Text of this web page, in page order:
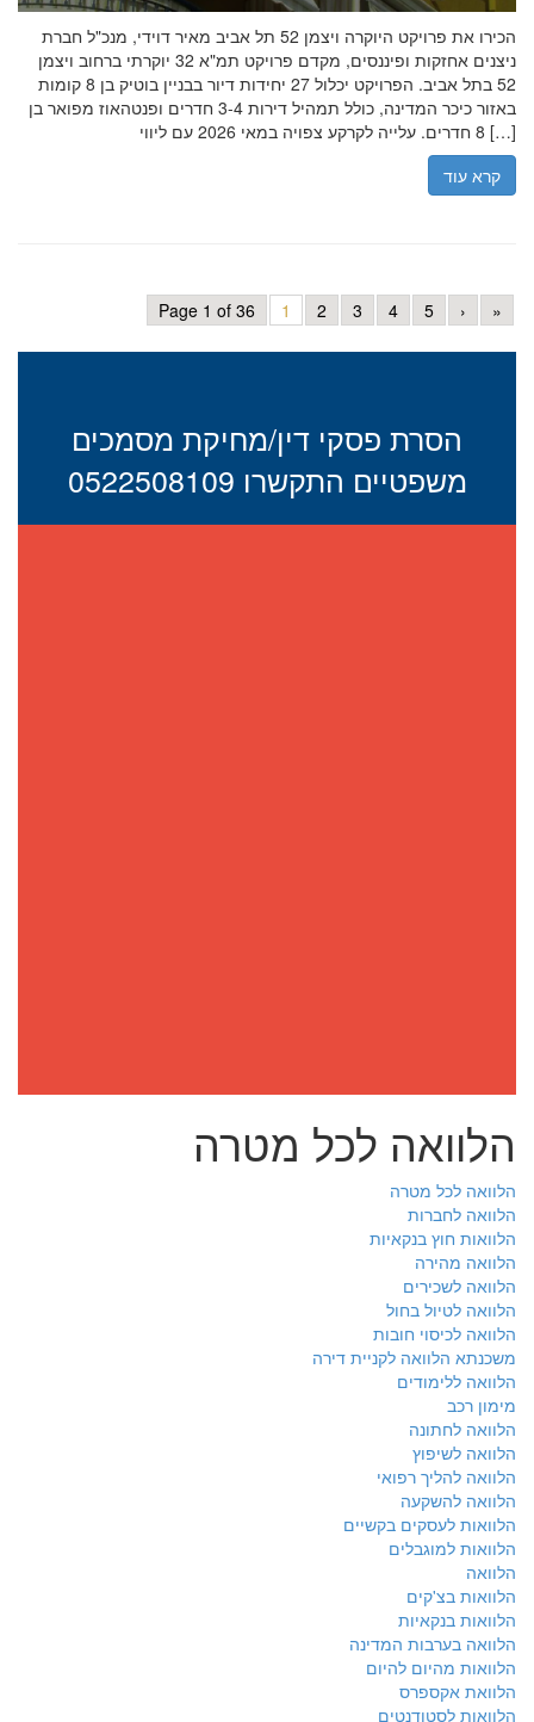
הכירו את פרויקט היוקרה ויצמן 52 תל אביב מאיר דוידי, מנכ"ל חברת
ניצנים אחזקות ופיננסים, מקדם פרויקט תמ"א 32 יוקרתי ברחוב ויצמן
52 בתל אביב. הפרויקט יכלול 27 יחידות דיור בבניין בוטיק בן 8 קומות
באזור כיכר המדינה, כולל תמהיל דירות 3-4 חדרים ופנטהאוז מפואר בן
8 חדרים. עלייה לקרקע צפויה במאי 2026 עם ליווי […]
קרא עוד
Page 1 of 36 1 2 3 4 5 › »
הסרת פסקי דין/מחיקת מסמכים
משפטיים התקשרו 0522508109
הלוואה לכל מטרה
הלוואה לכל מטרה
הלוואה לחברות
הלוואות חוץ בנקאיות
הלוואה מהירה
הלוואה לשכירים
הלוואה לטיול בחול
הלוואה לכיסוי חובות
משכנתא הלוואה לקניית דירה
הלוואה ללימודים
מימון רכב
הלוואה לחתונה
הלוואה לשיפוץ
הלוואה להליך רפואי
הלוואה להשקעה
הלוואות לעסקים בקשיים
הלוואות למוגבלים
הלוואה
הלוואות בצ'קים
הלוואות בנקאיות
הלוואה בערבות המדינה
הלוואות מהיום להיום
הלוואת אקספרס
הלוואות לסטודנטים